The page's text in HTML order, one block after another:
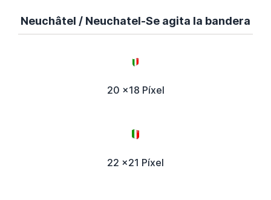
Neuchâtel / Neuchatel-Se agita la bandera
20 x18 Píxel
22 x21 Píxel